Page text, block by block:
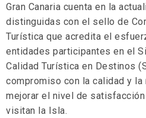
Gran Canaria cuenta en la
distinguidas con el sello de
Turística que acredita el
entidades participantes en el
Calidad Turística en Destinos
compromiso con la calidad y la
mejorar el nivel de
visitan la Isla.